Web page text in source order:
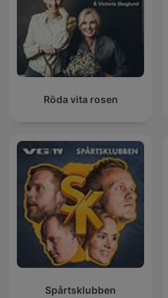
Röda vita rosen
Spårtsklubben